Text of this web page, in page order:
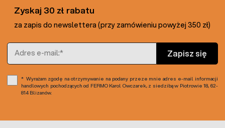
Zyskaj 30 zł rabatu
za zapis do newslettera (przy zamówieniu powyżej 350 zł)
Adres e-mail
Zapisz się
Wyrażam zgodę na otrzymywanie na podany przeze mnie adres e-mail informacji
handlowych pochodzących od FERMO Karol Owczarek, z siedzibą w Piotrowie 18, 62-
814 Blizanów.